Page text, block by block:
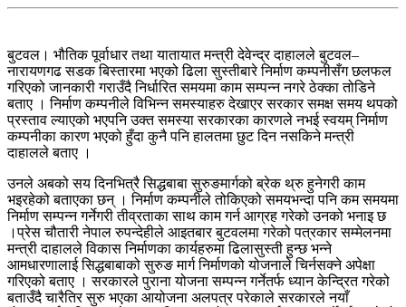
बुटवल। भौतिक पूर्वाधार तथा यातायात मन्त्री देवेन्द्र दाहालले बुटवल–
नारायणगढ सडक बिस्तारमा भएको ढिला सुस्तीबारे निर्माण कम्पनीसँग छलफल
गरिएको जानकारी गराउँदै निर्धारित समयमा काम सम्पन्न नगरे ठेक्का तोडिने
बताए । निर्माण कम्पनीले विभिन्न समस्याहरु देखाएर सरकार समक्ष समय थपको
प्रस्ताव ल्याएको भएपनि उक्त समस्या सरकारका कारणले नभई स्वयम् निर्माण
कम्पनीका कारण भएको हुँदा कुनै पनि हालतमा छुट दिन नसकिने मन्त्री
दाहालले बताए ।
उनले अबको सय दिनभित्रै सिद्धबाबा सुरुङमार्गको ब्रेक थ्रु हुनेगरी काम
भइरहेको बताएका छन् । निर्माण कम्पनीले तोकिएको समयभन्दा पनि कम समयमा
निर्माण सम्पन्न गर्नेगरी तीव्रताका साथ काम गर्न आग्रह गरेको उनको भनाइ छ
।प्रेस चौतारी नेपाल रुपन्देहीले आइतबार बुटवलमा गरेको पत्रकार सम्मेलनमा
मन्त्री दाहालले विकास निर्माणका कार्यहरुमा ढिलासुस्ती हुन्छ भन्ने
आमधारणालाई सिद्धबाबाको सुरुङ मार्ग निर्माणको योजनाले चिर्नसक्ने अपेक्षा
गरिएको बताए । सरकारले पुराना योजना सम्पन्न गर्नेतर्फ ध्यान केन्द्रित गरेको
बताउँदै चारैतिर सुरु भएका आयोजना अलपत्र परेकाले सरकारले नयाँ